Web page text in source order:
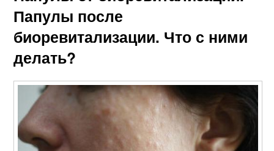
Папулы после
биоревитализации. Что с ними
делать?